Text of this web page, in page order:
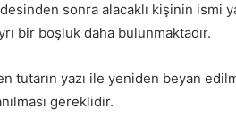
sonra alacaklı kişinin ismi
bir boşluk daha bulunmaktadır.
tutarın yazı ile yeniden beyan
gereklidir.